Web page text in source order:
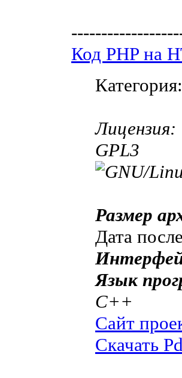
Код PHP на
Лицензия:
GPL3
Размер
Дата
Язык
C++
Сайт
Скачать